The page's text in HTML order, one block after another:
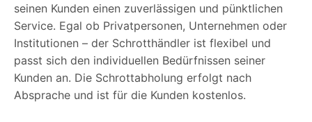
seinen Kunden einen zuverlässigen und pünktlichen
Service. Egal ob Privatpersonen, Unternehmen oder
Institutionen – der Schrotthändler ist flexibel und
passt sich den individuellen Bedürfnissen seiner
Kunden an. Die Schrottabholung erfolgt nach
Absprache und ist für die Kunden kostenlos.